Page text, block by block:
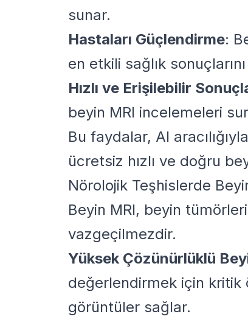
sunar.
Hastaları Güçlendirme:
en etkili sağlık
Hızlı ve Erişilebilir
beyin MRI incelemeleri
Bu faydalar, AI
ücretsiz hızlı ve doğru
Nörolojik Teşhislerde
Beyin MRI, beyin
vazgeçilmezdir.
Yüksek Çözünürlüklü
değerlendirmek için kritik
görüntüler sağlar.